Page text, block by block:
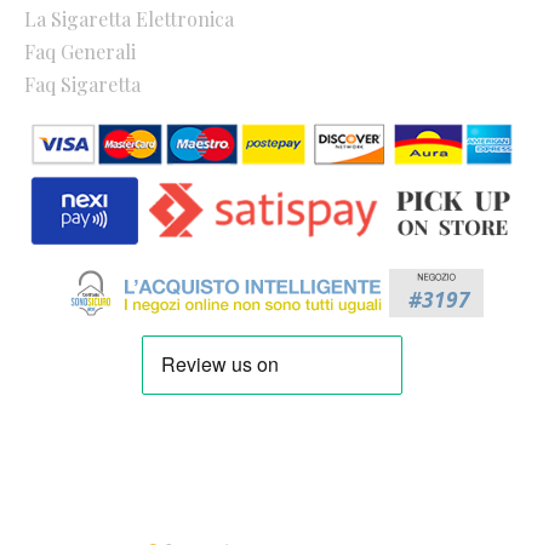
La Sigaretta Elettronica
Faq Generali
Faq Sigaretta